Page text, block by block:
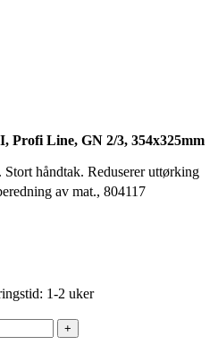
Line, GN 2/3, 354x325mm
håndtak. Reduserer uttørking
av mat., 804117
1-2 uker
+